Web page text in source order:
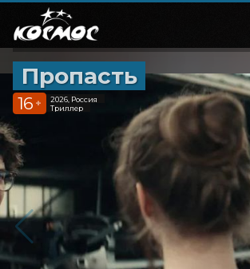
Пропасть
16 +
2026, Россия
Триллер